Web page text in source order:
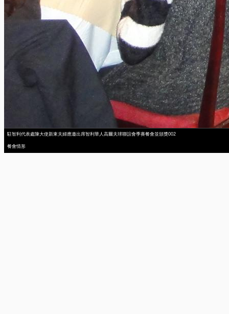
駐智利代表處陳大使新東夫婦應邀出席智利華人高爾夫球聯誼會季賽餐會並頒獎002
餐會情形